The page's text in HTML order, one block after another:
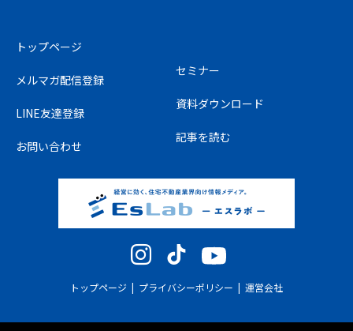
トップページ
メルマガ配信登録
LINE友達登録
お問い合わせ
セミナー
資料ダウンロード
記事を読む
YouTube
トップページ プライバシーポリシー 運営会社